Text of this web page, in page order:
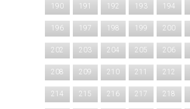
190 191 192 193 194
196 197 198 199 200
202 203 204 205 206
208 209 210 211 212
214 215 216 217 218